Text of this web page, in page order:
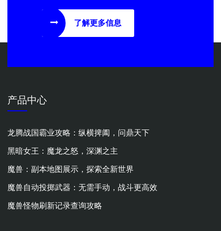
了解更多信息
产品中心
龙腾战国霸业攻略：纵横捭阖，问鼎天下
黑暗女王：魔龙之怒，深渊之主
魔兽：副本地图展示，探索全新世界
魔兽自动投掷武器：无需手动，战斗更高效
魔兽怪物刷新记录查询攻略